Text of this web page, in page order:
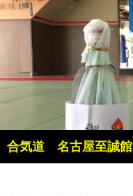
合気道 名古屋至誠館
検
索